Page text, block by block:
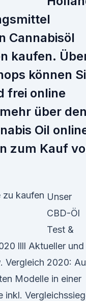
Cannabisöl
kaufen.
können
frei online
über den
Oil
zum Kauf
Unser
CBD-Öl
Test &
llll Aktueller und
Vergleich 2020:
Modelle in einer
inkl.